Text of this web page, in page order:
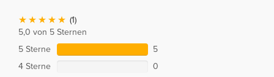
(1)
5,0 von 5 Sternen
5 Sterne
5
4 Sterne
0